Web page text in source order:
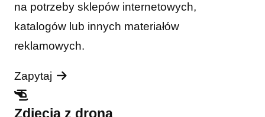
na potrzeby sklepów internetowych,
katalogów lub innych materiałów
reklamowych.
Zapytaj
Zdjęcia z drona